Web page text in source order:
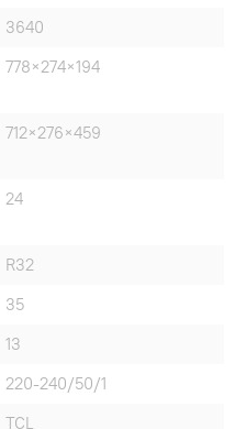
3640
778×274×194
712×276×459
24
R32
35
13
220-240/50/1
TCL